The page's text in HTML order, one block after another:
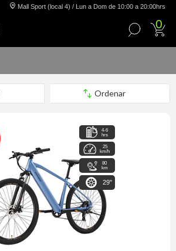
Mall Sport (local 4) / Lun a Dom de 10:00 a 20:00hrs
0
4-6
hrs
25
km/h
80
km
29"